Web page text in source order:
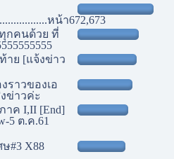
หน้า672,673
กคนด้วย ที่
าย [แจ้งข่าว
งราวของเอ
ข่าวค่ะ
าค I,II [End]
5 ต.ค.61
#3 X88